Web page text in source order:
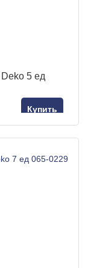
5 ед
Купить